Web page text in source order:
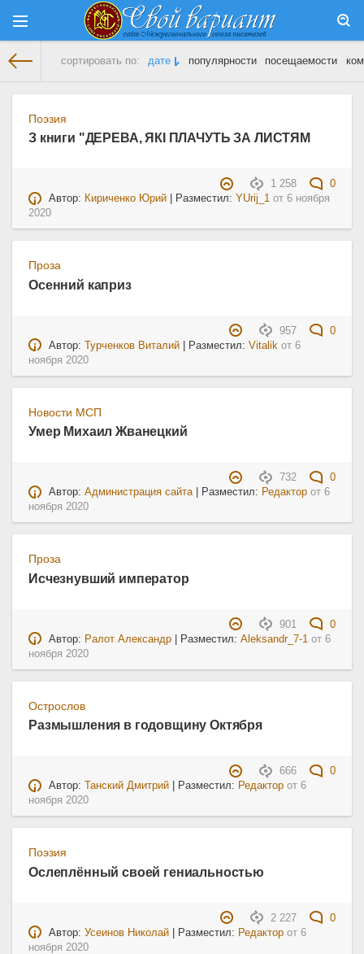
сортировать по: дате популярности посещаемости
Поэзия
З книги "ДЕРЕВА, ЯКІ ПЛАЧУТЬ ЗА ЛИСТЯМ
1 258
0
Автор: Кириченко Юрий | Разместил: YUrij_1 от6 ноября
2020
Проза
Осенний каприз
957
0
Автор:Турченков Виталий | Разместил:Vitalik от6
ноября 2020
Новости МСП
Умер Михаил Жванецкий
732
0
Автор:Администрация сайта| Разместил: Редактор от6
ноября 2020
Проза
Исчезнувший император
901
0
Автор: Ралот Александр | Разместил:Aleksandr_7-1 от6
ноября 2020
Острослов
Размышления в годовщину Октября
666
0
Автор:
Танский Дмитрий | Разместил: Редактор от6
ноября 2020
Поэзия
Ослеплённый своей гениальностью
2 227
0
Автор:Усеинов Николай | Разместил: Редактор от6
ноября 2020